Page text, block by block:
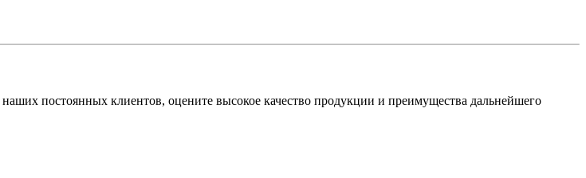
постоянных клиентов, оцените высокое качество продукции и преимущества дальнейшего